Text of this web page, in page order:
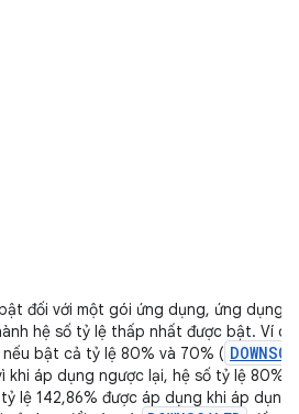
đối với một gói ứng dụng, ứng dụng
hệ số tỷ lệ thấp nhất được bật. Ví
bật cả tỷ lệ 80% và 70% (
khi áp dụng ngược lại, hệ số tỷ lệ 80%
lệ 142,86% được áp dụng khi áp dụng